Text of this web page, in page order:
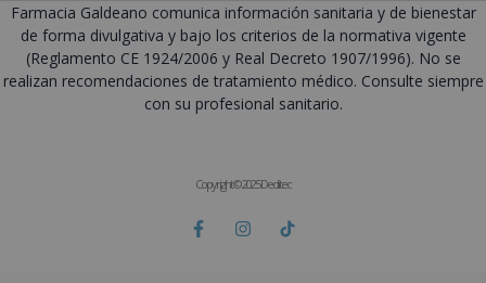
Farmacia Galdeano comunica información sanitaria y de bienestar
de forma divulgativa y bajo los criterios de la normativa vigente
(Reglamento CE 1924/2006 y Real Decreto 1907/1996). No se
realizan recomendaciones de tratamiento médico. Consulte siempre
con su profesional sanitario.
Copyright © 2025 Deditec